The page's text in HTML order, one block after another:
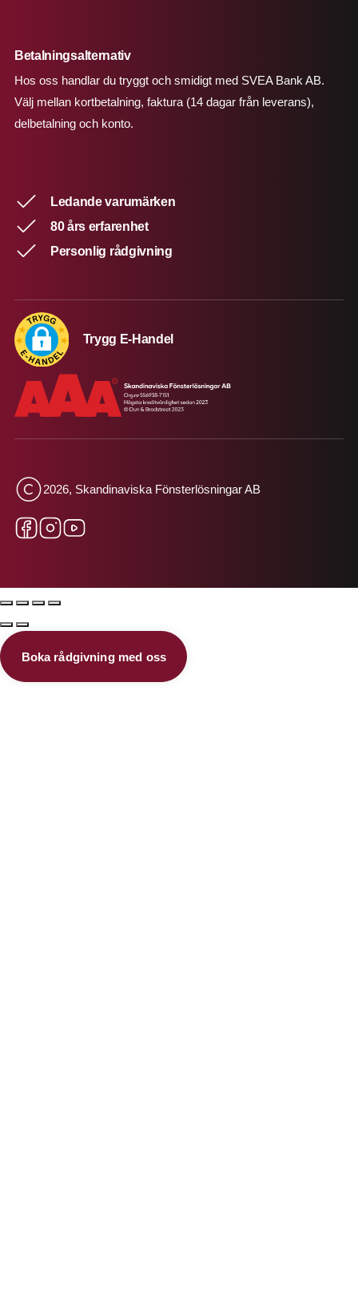
Betalningsalternativ
Hos oss handlar du tryggt och smidigt med SVEA Bank AB.
Välj mellan kortbetalning, faktura (14 dagar från leverans),
delbetalning och konto.
Ledande varumärken
80 års erfarenhet
Personlig rådgivning
Trygg E-Handel
2026, Skandinaviska Fönsterlösningar AB
Boka rådgivning med oss